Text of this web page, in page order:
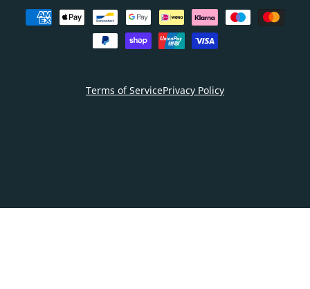
Terms of ServicePrivacy Policy